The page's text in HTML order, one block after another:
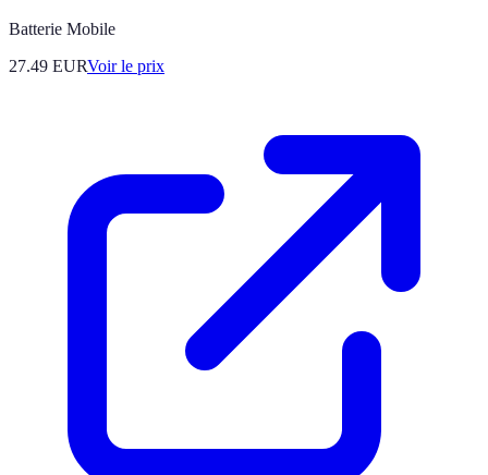
Batterie Mobile
27.49 EURVoir le prix